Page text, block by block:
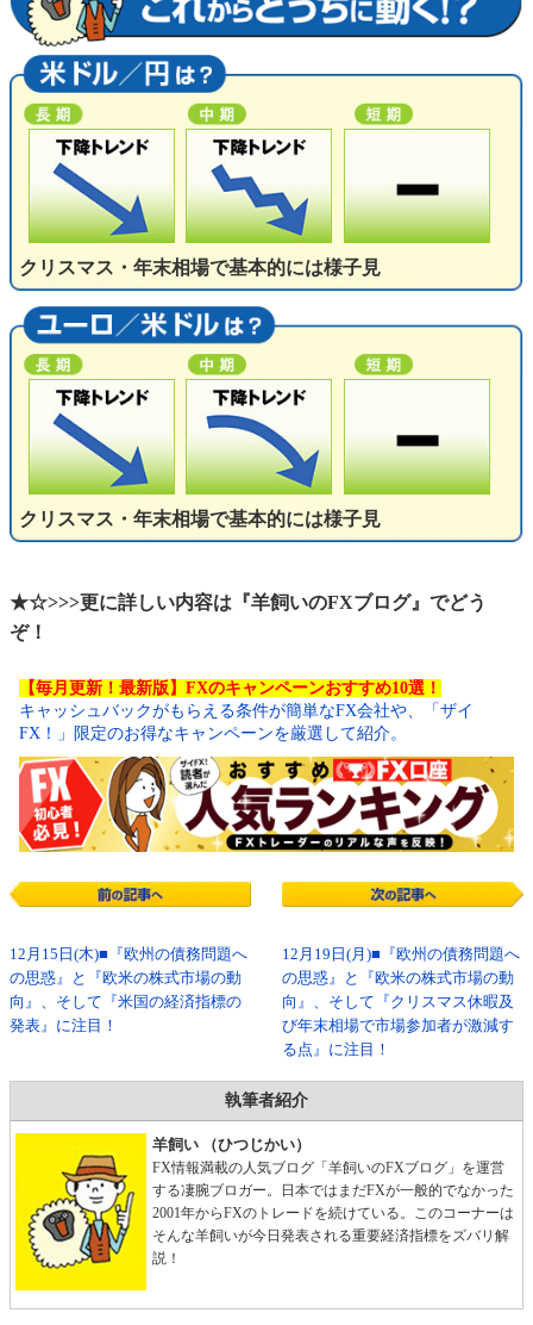
クリスマス・年末相場で基本的には様子見
クリスマス・年末相場で基本的には様子見
★☆>>>更に詳しい内容は『羊飼いのFXブログ』でどう
ぞ！
【毎月更新！最新版】FXのキャンペーンおすすめ10選！
キャッシュバックがもらえる条件が簡単なFX会社や、「ザイ
FX！」限定のお得なキャンペーンを厳選して紹介。
12月15日(木)■『欧州の債務問題へ
の思惑』と『欧米の株式市場の動
向』、そして『米国の経済指標の
発表』に注目！
12月19日(月)■『欧州の債務問題へ
の思惑』と『欧米の株式市場の動
向』、そして『クリスマス休暇及
び年末相場で市場参加者が激減す
る点』に注目！
執筆者紹介
羊飼い （ひつじかい）
FX情報満載の人気ブログ「羊飼いのFXブログ」を運営
する凄腕ブロガー。日本ではまだFXが一般的でなかった
2001年からFXのトレードを続けている。このコーナーは
そんな羊飼いが今日発表される重要経済指標をズバリ解
説！